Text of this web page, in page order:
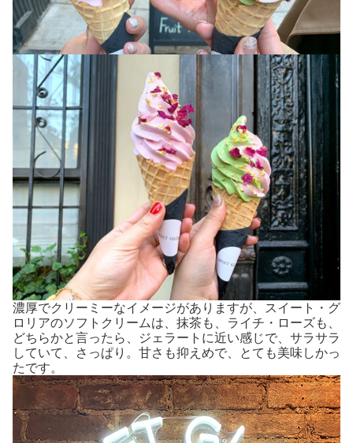
濃厚でクリーミーなイメージがありますが、スイート・グ
ロリアのソフトクリームは、抹茶も、ライチ・ローズも、
どちらかと言ったら、ジェラートに近い感じで、サラサラ
していて、さっぱり。甘さも抑えめで、とても美味しかっ
たです。